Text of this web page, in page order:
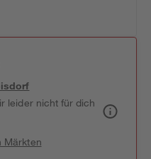
leider nicht für dich
Märkten